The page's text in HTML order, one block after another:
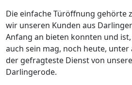
Die einfache Türöffnung gehörte
wir unseren Kunden aus
Anfang an bieten konnten und
auch sein mag, noch heute,
der gefragteste Dienst von
Darlingerode.